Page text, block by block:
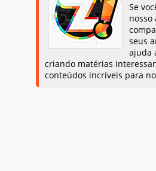
Se
nosso
seus
ajuda
criando matérias
conteúdos incríveis para